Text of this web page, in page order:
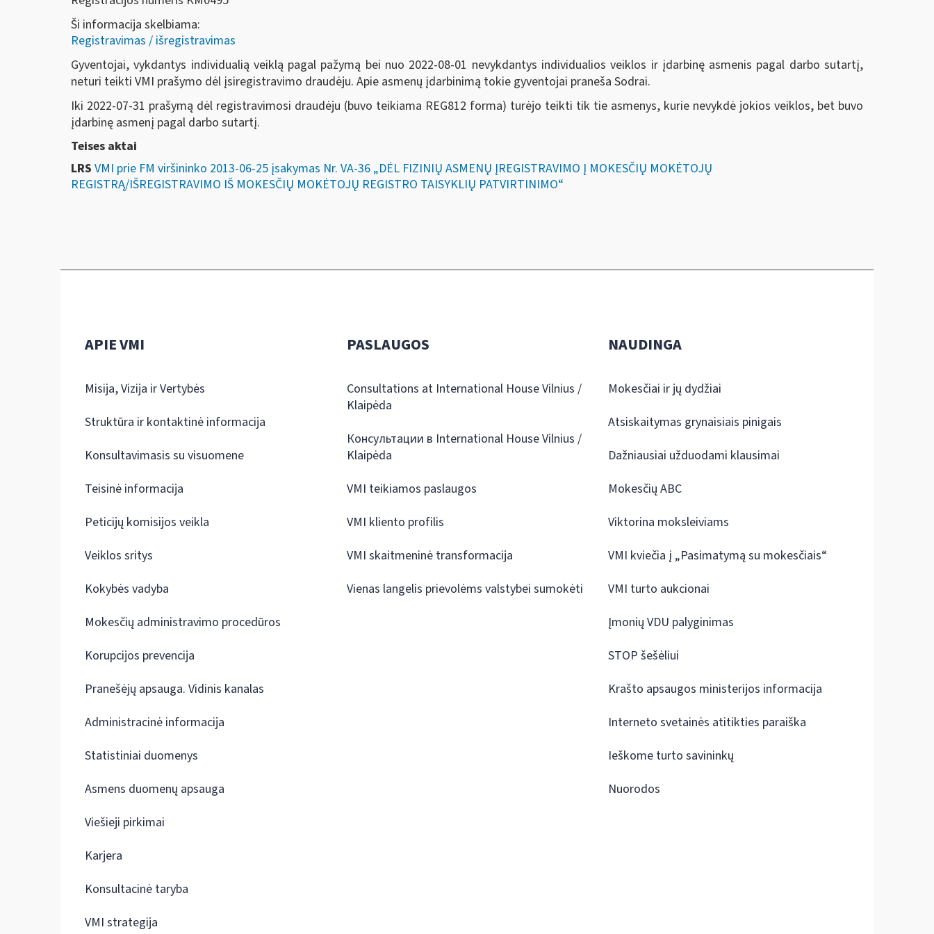
Ši informacija skelbiama:
Registravimas / išregistravimas
Gyventojai, vykdantys individualią veiklą pagal pažymą bei nuo 2022-08-01 nevykdantys individualios veiklos ir įdarbinę asmenis pagal darbo sutartį,
neturi teikti VMI prašymo dėl įsiregistravimo draudėju. Apie asmenų įdarbinimą tokie gyventojai praneša Sodrai.
Iki 2022-07-31 prašymą dėl registravimosi draudėju (buvo teikiama REG812 forma) turėjo teikti tik tie asmenys, kurie nevykdė jokios veiklos, bet buvo
įdarbinę asmenį pagal darbo sutartį.
Teises aktai
LRS VMI prie FM viršininko 2013-06-25 įsakymas Nr. VA-36 „DĖL FIZINIŲ ASMENŲ ĮREGISTRAVIMO Į MOKESČIŲ MOKĖTOJŲ
REGISTRĄ/IŠREGISTRAVIMO IŠ MOKESČIŲ MOKĖTOJŲ REGISTRO TAISYKLIŲ PATVIRTINIMO“
APIE VMI
Misija, Vizija ir Vertybės
Struktūra ir kontaktinė informacija
Konsultavimasis su visuomene
Teisinė informacija
Peticijų komisijos veikla
Veiklos sritys
Kokybės vadyba
Mokesčių administravimo procedūros
Korupcijos prevencija
Pranešėjų apsauga. Vidinis kanalas
Administracinė informacija
Statistiniai duomenys
Asmens duomenų apsauga
Viešieji pirkimai
Karjera
Konsultacinė taryba
VMI strategija
PASLAUGOS
Consultations at International House Vilnius /
Klaipėda
Консультации в International House Vilnius /
Klaipėda
VMI teikiamos paslaugos
VMI kliento profilis
VMI skaitmeninė transformacija
Vienas langelis prievolėms valstybei sumokėti
NAUDINGA
Mokesčiai ir jų dydžiai
Atsiskaitymas grynaisiais pinigais
Dažniausiai užduodami klausimai
Mokesčių ABC
Viktorina moksleiviams
VMI kviečia į „Pasimatymą su mokesčiais“
VMI turto aukcionai
Įmonių VDU palyginimas
STOP šešėliui
Krašto apsaugos ministerijos informacija
Interneto svetainės atitikties paraiška
Ieškome turto savininkų
Nuorodos